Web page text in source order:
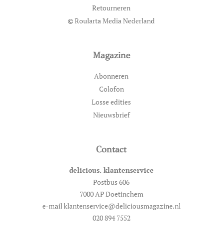
Retourneren
© Roularta Media Nederland
Magazine
Abonneren
Colofon
Losse edities
Nieuwsbrief
Contact
delicious. klantenservice
Postbus 606
7000 AP Doetinchem
e-mail klantenservice@deliciousmagazine.nl
020 894 7552